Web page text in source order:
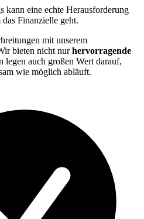
kann eine echte Herausforderung
Finanzielle geht.
mit unserem
bieten nicht nurhervorragende
legen auch großen Wert darauf,
wie möglich abläuft.